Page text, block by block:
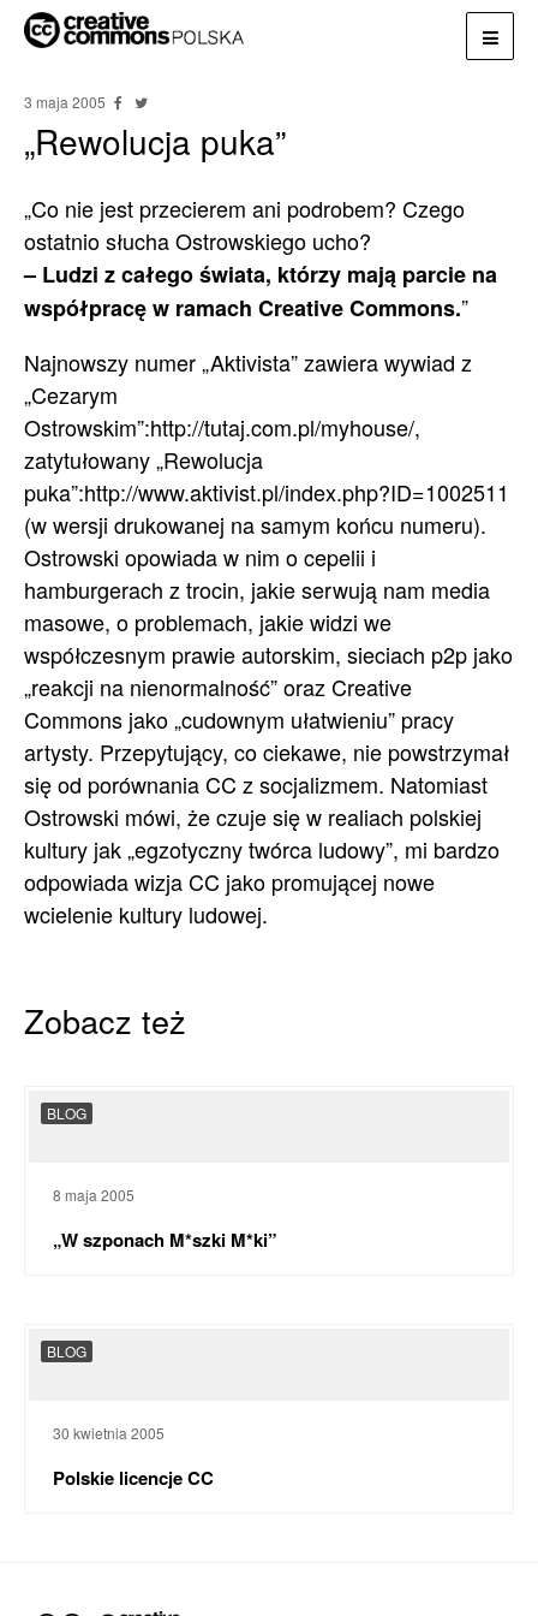
3 maja 2005
„Rewolucja puka”
„Co nie jest przecierem ani podrobem? Czego
ostatnio słucha Ostrowskiego ucho?
– Ludzi z całego świata, którzy mają parcie na
współpracę w ramach Creative Commons.”
Najnowszy numer „Aktivista” zawiera wywiad z
„Cezarym
Ostrowskim”:http://tutaj.com.pl/myhouse/,
zatytułowany „Rewolucja
puka”:http://www.aktivist.pl/index.php?ID=1002511
(w wersji drukowanej na samym końcu numeru).
Ostrowski opowiada w nim o cepelii i
hamburgerach z trocin, jakie serwują nam media
masowe, o problemach, jakie widzi we
współczesnym prawie autorskim, sieciach p2p jako
„reakcji na nienormalność” oraz Creative
Commons jako „cudownym ułatwieniu” pracy
artysty. Przepytujący, co ciekawe, nie powstrzymał
się od porównania CC z socjalizmem. Natomiast
Ostrowski mówi, że czuje się w realiach polskiej
kultury jak „egzotyczny twórca ludowy”, mi bardzo
odpowiada wizja CC jako promującej nowe
wcielenie kultury ludowej.
Zobacz też
BLOG
8 maja 2005
„W szponach M*szki M*ki”
BLOG
30 kwietnia 2005
Polskie licencje CC